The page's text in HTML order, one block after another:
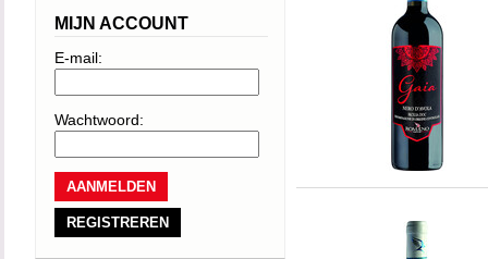
MIJN ACCOUNT
E-mail:
Wachtwoord:
REGISTREREN